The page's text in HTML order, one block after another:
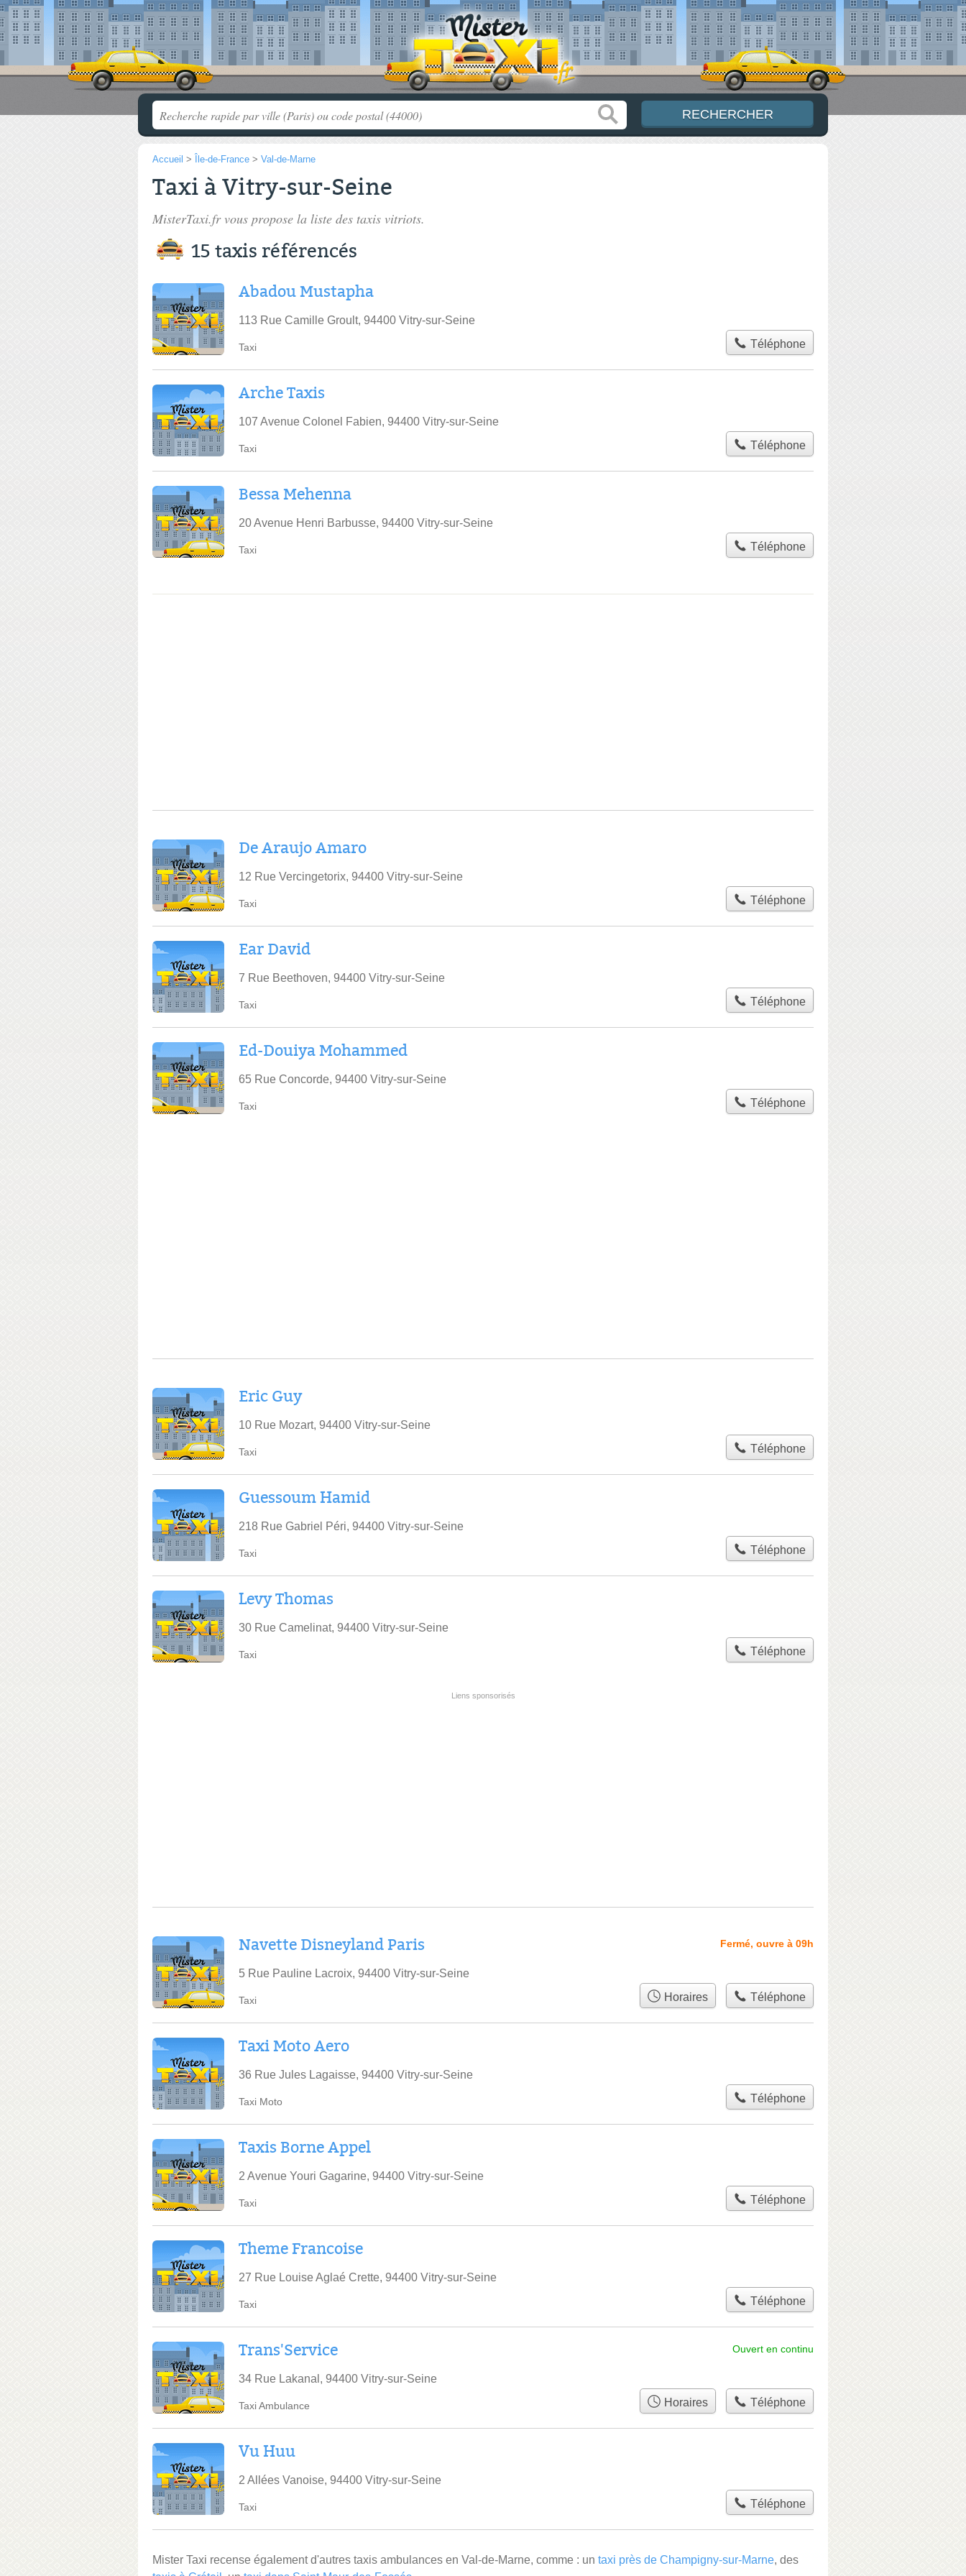
Accueil > Île-de-France > Val-de-Marne
Taxi à Vitry-sur-Seine
MisterTaxi.fr vous propose la liste des taxis vitriots.
15 taxis référencés
Abadou Mustapha
113 Rue Camille Groult, 94400 Vitry-sur-Seine
Taxi Téléphone
Arche Taxis
107 Avenue Colonel Fabien, 94400 Vitry-sur-Seine
Taxi Téléphone
Bessa Mehenna
20 Avenue Henri Barbusse, 94400 Vitry-sur-Seine
Taxi Téléphone
De Araujo Amaro
12 Rue Vercingetorix, 94400 Vitry-sur-Seine
Taxi Téléphone
Ear David
7 Rue Beethoven, 94400 Vitry-sur-Seine
Taxi Téléphone
Ed-Douiya Mohammed
65 Rue Concorde, 94400 Vitry-sur-Seine
Taxi Téléphone
Eric Guy
10 Rue Mozart, 94400 Vitry-sur-Seine
Taxi Téléphone
Guessoum Hamid
218 Rue Gabriel Péri, 94400 Vitry-sur-Seine
Taxi Téléphone
Levy Thomas
30 Rue Camelinat, 94400 Vitry-sur-Seine
Taxi Téléphone
Navette Disneyland Paris
5 Rue Pauline Lacroix, 94400 Vitry-sur-Seine
Fermé, ouvre à 09h
Taxi Horaires Téléphone
Taxi Moto Aero
36 Rue Jules Lagaisse, 94400 Vitry-sur-Seine
Taxi Moto Téléphone
Taxis Borne Appel
2 Avenue Youri Gagarine, 94400 Vitry-sur-Seine
Taxi Téléphone
Theme Francoise
27 Rue Louise Aglaé Crette, 94400 Vitry-sur-Seine
Taxi Téléphone
Trans'Service
34 Rue Lakanal, 94400 Vitry-sur-Seine
Ouvert en continu
Taxi Ambulance Horaires Téléphone
Vu Huu
2 Allées Vanoise, 94400 Vitry-sur-Seine
Taxi Téléphone
Mister Taxi recense également d'autres taxis ambulances en Val-de-Marne, comme : un taxi près de Champigny-sur-Marne, des